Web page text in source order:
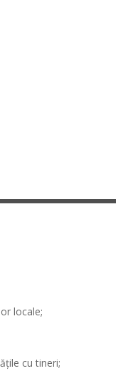
locale;
cu tineri;